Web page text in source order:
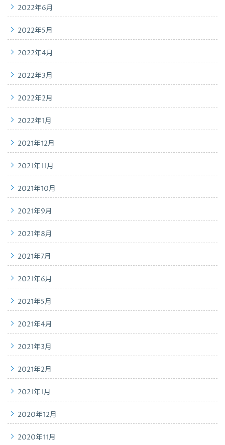
2022年6月
2022年5月
2022年4月
2022年3月
2022年2月
2022年1月
2021年12月
2021年11月
2021年10月
2021年9月
2021年8月
2021年7月
2021年6月
2021年5月
2021年4月
2021年3月
2021年2月
2021年1月
2020年12月
2020年11月